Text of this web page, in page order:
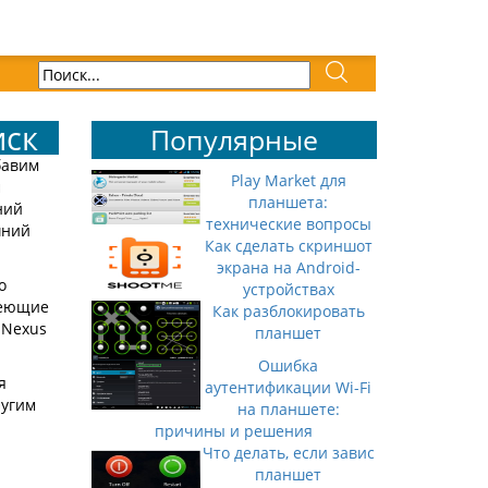
Популярные
Play Market для
планшета:
технические вопросы
Как сделать скриншот
экрана на Android-
устройствах
Как разблокировать
планшет
Ошибка
аутентификации Wi-Fi
на планшете:
причины и решения
Что делать, если завис
планшет